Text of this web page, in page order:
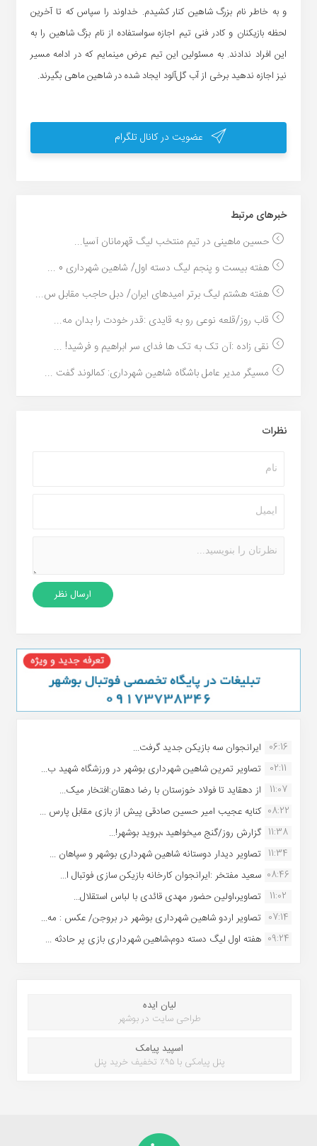
و به خاطر نام بزرگ شاهین کنار کشیدم. خداوند را سپاس که تا آخرین
لحظه بازیکنان و کادر فنی تیم اجازه سواستفاده از نام بزگ شاهین را به
این افراد ندادند. به مسئولین این تیم عرض مینمایم که در ادامه مسیر
نیز اجازه ندهید برخی از آب گل‌آلود ایجاد شده در شاهین ماهی بگیرند.
عضویت در کانال تلگرام
خبر‌های مرتبط
حسین ماهینی در تیم منتخب لیگ قهرمانان آسیا...
هفته بیست و پنجم لیگ دسته اول/ شاهین شهرداری 0 ...
هفته هشتم لیگ برتر امیدهای ایران/ دبل حاجب مقابل س...
قاب روز/قلعه نوعی رو به قایدی :قدر خودت را بدان مه...
نقی زاده :آن تک به تک ها فدای سر ابراهیم و فرشید! ...
مسیگر مدیر عامل باشگاه شاهین شهرداری: کمالوند گفت ...
نظرات
06:16 ایرانجوان سه بازیکن جدید گرفت...
02:11
تصاویر تمرین شاهین شهردارى بوشهر در ورزشگاه شهید ب...
11:07
از دهقاید تا فولاد خوزستان با رضا دهقان:افتخار میک...
08:22 کنایه عجیب امیر حسین صادقی پیش از بازی مقابل پارس ...
11:38 گزارش روز/گنج میخواهید ،بروید بوشهر!...
11:34 تصاویر دیدار دوستانه شاهین شهردارى بوشهر و سپاهان ...
08:46 سعید مفتخر :ایرانجوان کارخانه بازیکن سازی فوتبال ا...
11:02
تصاویر،اولین حضور مهدی قائدی با لباس استقلال...
07:14 تصاویر اردو شاهین شهرداری بوشهر در بروجن/ عکس : مه...
09:24 هفته اول لیگ دسته دوم،شاهین شهرداری بازی پر حادثه ...
لیان ایده
طراحی سایت در بوشهر
اسپید پیامک
پنل پیامکی با ۹۵٪ تخفیف خرید پنل